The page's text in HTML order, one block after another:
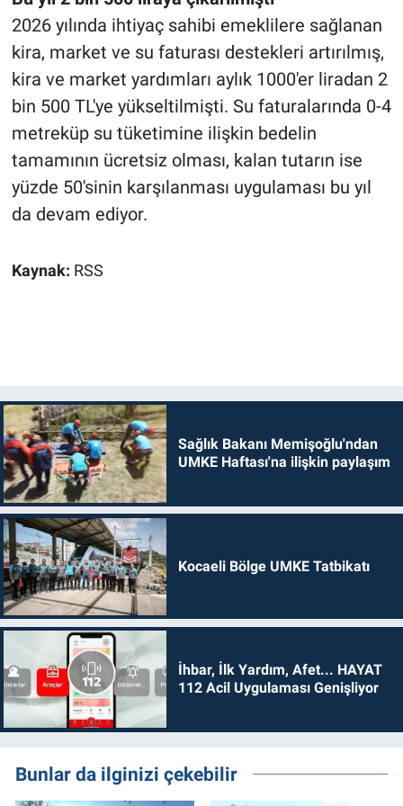
2026 yılında ihtiyaç sahibi emeklilere sağlanan
kira, market ve su faturası destekleri artırılmış,
kira ve market yardımları aylık 1000'er liradan 2
bin 500 TL'ye yükseltilmişti. Su faturalarında 0-4
metreküp su tüketimine ilişkin bedelin
tamamının ücretsiz olması, kalan tutarın ise
yüzde 50'sinin karşılanması uygulaması bu yıl
da devam ediyor.
Kaynak: RSS
Sağlık Bakanı Memişoğlu'ndan
UMKE Haftası'na ilişkin paylaşım
Kocaeli Bölge UMKE Tatbikatı
İhbar, İlk Yardım, Afet... HAYAT
112 Acil Uygulaması Genişliyor
Bunlar da ilginizi çekebilir